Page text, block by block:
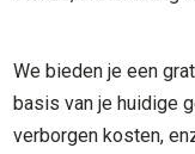
We bieden je een
basis van je huidige
verborgen kosten,